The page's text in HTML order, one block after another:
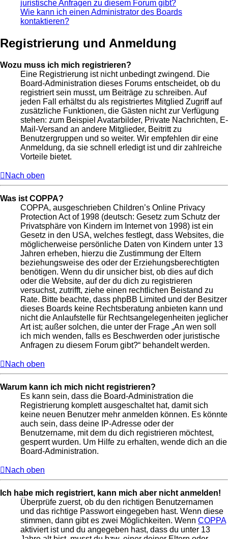
juristische Anfragen zu diesem Forum gibt?
Wie kann ich einen Administrator des Boards
kontaktieren?
Registrierung und Anmeldung
Wozu muss ich mich registrieren?
Eine Registrierung ist nicht unbedingt zwingend. Die
Board-Administration dieses Forums entscheidet, ob du
registriert sein musst, um Beiträge zu schreiben. Auf
jeden Fall erhältst du als registriertes Mitglied Zugriff auf
zusätzliche Funktionen, die Gästen nicht zur Verfügung
stehen: zum Beispiel Avatarbilder, Private Nachrichten, E-
Mail-Versand an andere Mitglieder, Beitritt zu
Benutzergruppen und so weiter. Wir empfehlen dir eine
Anmeldung, da sie schnell erledigt ist und dir zahlreiche
Vorteile bietet.
Nach oben
Was ist COPPA?
COPPA, ausgeschrieben Children’s Online Privacy
Protection Act of 1998 (deutsch: Gesetz zum Schutz der
Privatsphäre von Kindern im Internet von 1998) ist ein
Gesetz in den USA, welches festlegt, dass Websites, die
möglicherweise persönliche Daten von Kindern unter 13
Jahren erheben, hierzu die Zustimmung der Eltern
beziehungsweise des oder der Erziehungsberechtigten
benötigen. Wenn du dir unsicher bist, ob dies auf dich
oder die Website, auf der du dich zu registrieren
versuchst, zutrifft, ziehe einen rechtlichen Beistand zu
Rate. Bitte beachte, dass phpBB Limited und der Besitzer
dieses Boards keine Rechtsberatung anbieten kann und
nicht die Anlaufstelle für Rechtsangelegenheiten jeglicher
Art ist; außer solchen, die unter der Frage „An wen soll
ich mich wenden, falls es Beschwerden oder juristische
Anfragen zu diesem Forum gibt?“ behandelt werden.
Nach oben
Warum kann ich mich nicht registrieren?
Es kann sein, dass die Board-Administration die
Registrierung komplett ausgeschaltet hat, damit sich
keine neuen Benutzer mehr anmelden können. Es könnte
auch sein, dass deine IP-Adresse oder der
Benutzername, mit dem du dich registrieren möchtest,
gesperrt wurden. Um Hilfe zu erhalten, wende dich an die
Board-Administration.
Nach oben
Ich habe mich registriert, kann mich aber nicht anmelden!
Überprüfe zuerst, ob du den richtigen Benutzernamen
und das richtige Passwort eingegeben hast. Wenn diese
stimmen, dann gibt es zwei Möglichkeiten. Wenn COPPA
aktiviert ist und du angegeben hast, dass du unter 13